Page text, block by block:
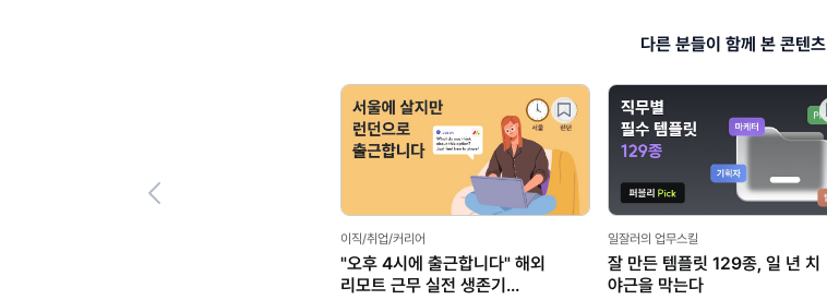
다른 분들이 함께 본 콘텐츠
이직/취업/커리어
"오후 4시에 출근합니다" 해외
리모트 근무 실전 생존기
일잘러의 업무스킬
잘 만든 템플릿 129종, 일 년 치
야근을 막는다